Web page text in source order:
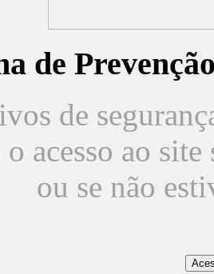
de
de
o acesso ao
ou se não